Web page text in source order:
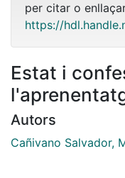
per citar o
https://
Estat i
Autors
Cañivano Salvador,